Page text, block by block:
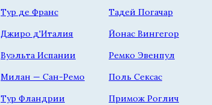
Тур де Франс
Джиро д'Италия
Вуэльта Испании
Милан — Сан-Ремо
Тур Фландрии
Тадей Погачар
Йонас Вингегор
Ремко Эвенпул
Поль Сексас
Примож Роглич